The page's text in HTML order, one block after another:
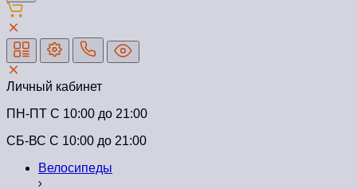
Личный кабинет
ПН-ПТ C 10:00 до 21:00
СБ-ВС С 10:00 до 21:00
Велосипеды